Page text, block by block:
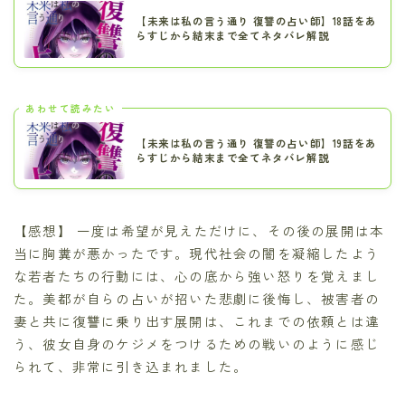
【未来は私の言う通り 復讐の占い師】18話をあ
らすじから結末まで全てネタバレ解説
あわせて読みたい
【未来は私の言う通り 復讐の占い師】19話をあ
らすじから結末まで全てネタバレ解説
【感想】 一度は希望が見えただけに、その後の展開は本
当に胸糞が悪かったです。現代社会の闇を凝縮したよう
な若者たちの行動には、心の底から強い怒りを覚えまし
た。美都が自らの占いが招いた悲劇に後悔し、被害者の
妻と共に復讐に乗り出す展開は、これまでの依頼とは違
う、彼女自身のケジメをつけるための戦いのように感じ
られて、非常に引き込まれました。